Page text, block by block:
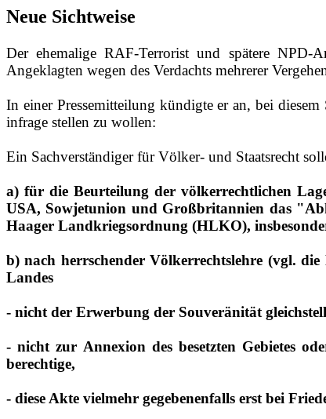
Neue Sichtweise
Der ehemalige RAF‑Terrorist und spätere
Angeklagten wegen des Verdachts mehrerer
In einer Pressemitteilung kündigte er an, bei
infrage stellen zu wollen:
Ein Sachverständiger für Völker- und Staatsrecht
a) für die Beurteilung der völkerrechtlichen
USA, Sowjetunion und Großbritannien das
Haager Landkriegsordnung (HLKO),
b) nach herrschender Völkerrechtslehre (vgl.
Landes
‑ nicht der Erwerbung der Souveränität
‑ nicht zur Annexion des besetzten Gebietes
berechtige,
‑ diese Akte vielmehr gegebenenfalls erst bei